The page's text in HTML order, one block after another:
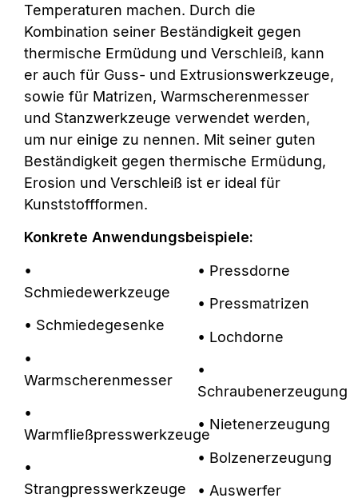
Temperaturen machen. Durch die
Kombination seiner Beständigkeit gegen
thermische Ermüdung und Verschleiß, kann
er auch für Guss- und Extrusionswerkzeuge,
sowie für Matrizen, Warmscherenmesser
und Stanzwerkzeuge verwendet werden,
um nur einige zu nennen. Mit seiner guten
Beständigkeit gegen thermische Ermüdung,
Erosion und Verschleiß ist er ideal für
Kunststoffformen.
Konkrete Anwendungsbeispiele:
•
Schmiedewerkzeuge
• Schmiedegesenke
•
Warmscherenmesser
•
Warmfließpresswerkzeuge
•
Strangpresswerkzeuge
• Pressdorne
• Pressmatrizen
• Lochdorne
•
Schraubenerzeugung
• Nietenerzeugung
• Bolzenerzeugung
• Auswerfer